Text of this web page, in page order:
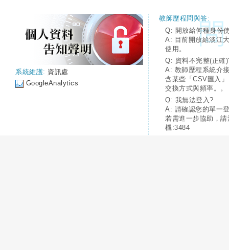
系統維護: 資訊處
GoogleAnalytics
教師歷程問與答:
Q: 開放給何種身份
A: 目前開放給淡江
使用。
Q: 資料不完整(正確
A: 教師歷程系統介
含某些「CSV匯入
交換方式與頻率。。
Q: 我無法登入?
A: 請確認您的單一
若需進一步協助，
機:3484